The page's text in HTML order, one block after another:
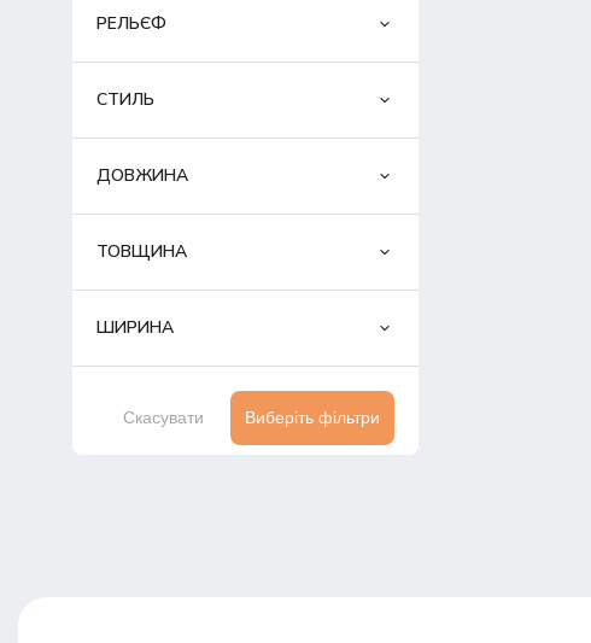
РЕЛЬЄФ
СТИЛЬ
ДОВЖИНА
ТОВЩИНА
ШИРИНА
Скасувати Виберіть фільтри